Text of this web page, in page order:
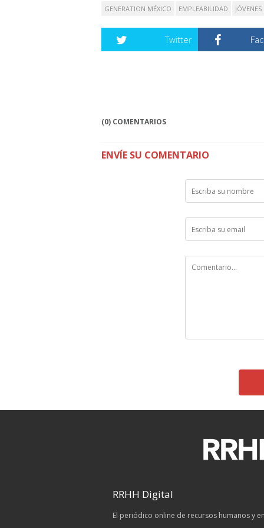
GENERATION MÉXICO EMPLEABILIDAD JÓVENES
Twitter
(0) COMENTARIOS
ENVÍE SU COMENTARIO
RRHH Digital
El periódico online de recursos humanos y